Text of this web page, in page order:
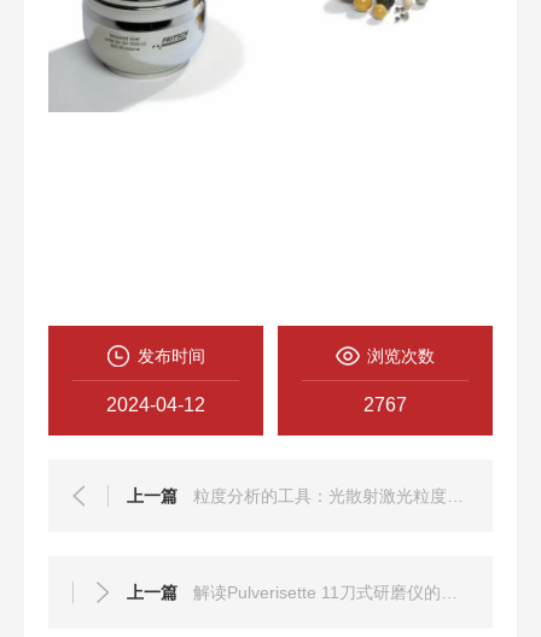
发布时间
2024-04-12
浏览次数
2767
上一篇
上一篇